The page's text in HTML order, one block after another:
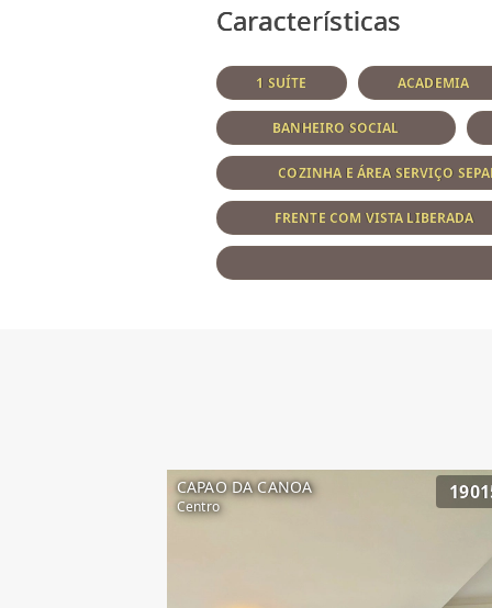
Características
1 SUÍTE ACADEMIA
BANHEIRO SOCIAL
COZINHA E ÁREA SERVIÇO
FRENTE COM VISTA LIBERADA
CAPAO DA CANOA
Centro